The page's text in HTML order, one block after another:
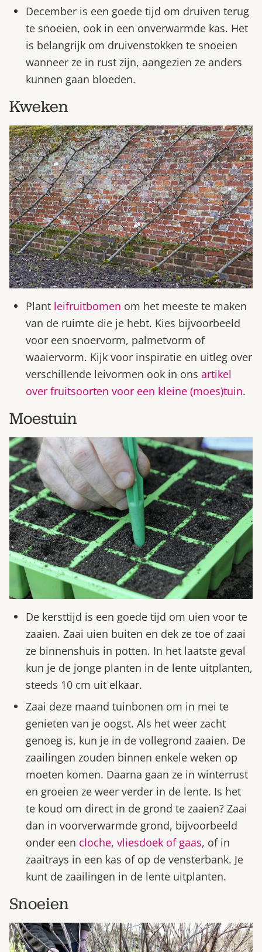
December is een goede tijd om druiven terug
te snoeien, ook in een onverwarmde kas. Het
is belangrijk om druivenstokken te snoeien
wanneer ze in rust zijn, aangezien ze anders
kunnen gaan bloeden.
Kweken
Plant leifruitbomen om het meeste te maken
van de ruimte die je hebt. Kies bijvoorbeeld
voor een snoervorm, palmetvorm of
waaiervorm. Kijk voor inspiratie en uitleg over
verschillende leivormen ook in ons artikel
over fruitsoorten voor een kleine (moes)tuin.
Moestuin
De kersttijd is een goede tijd om uien voor te
zaaien. Zaai uien buiten en dek ze toe of zaai
ze binnenshuis in potten. In het laatste geval
kun je de jonge planten in de lente uitplanten,
steeds 10 cm uit elkaar.
Zaai deze maand tuinbonen om in mei te
genieten van je oogst. Als het weer zacht
genoeg is, kun je in de vollegrond zaaien. De
zaailingen zouden binnen enkele weken op
moeten komen. Daarna gaan ze in winterrust
en groeien ze weer verder in de lente. Is het
te koud om direct in de grond te zaaien? Zaai
dan in voorverwarmde grond, bijvoorbeeld
onder een cloche, vliesdoek of gaas, of in
zaaitrays in een kas of op de vensterbank. Je
kunt de zaailingen in de lente uitplanten.
Snoeien